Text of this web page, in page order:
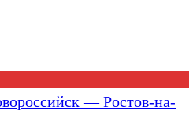
— Ростов-на-